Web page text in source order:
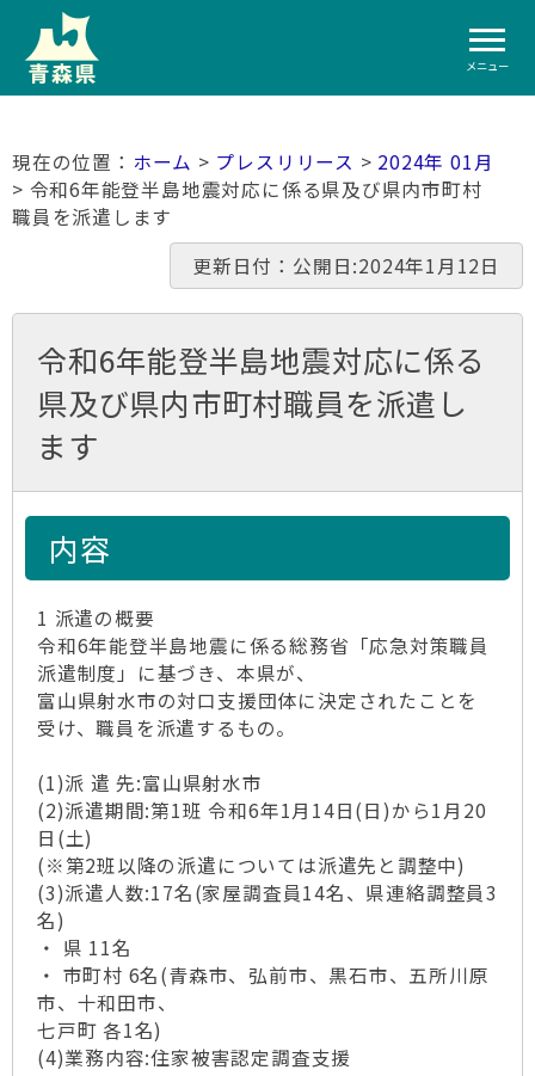
メニュー
ホーム > プレスリリース > 2024年 01月
> 令和6年能登半島地震対応に係る県及び県内市町村
職員を派遣します
更新日付：公開日:2024年1月12日
令和6年能登半島地震対応に係る
県及び県内市町村職員を派遣し
ます
内容
1 派遣の概要
令和6年能登半島地震に係る総務省「応急対策職員
派遣制度」に基づき、本県が、
富山県射水市の対口支援団体に決定されたことを
受け、職員を派遣するもの。
(1)派 遣 先:富山県射水市
(2)派遣期間:第1班 令和6年1月14日(日)から1月20
日(土)
(※第2班以降の派遣については派遣先と調整中)
(3)派遣人数:17名(家屋調査員14名、県連絡調整員3
名)
・ 県 11名
・ 市町村 6名(青森市、弘前市、黒石市、五所川原
市、十和田市、
七戸町 各1名)
(4)業務内容:住家被害認定調査支援